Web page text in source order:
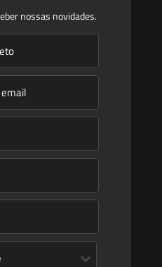
e a relevância do
nossas novidades.